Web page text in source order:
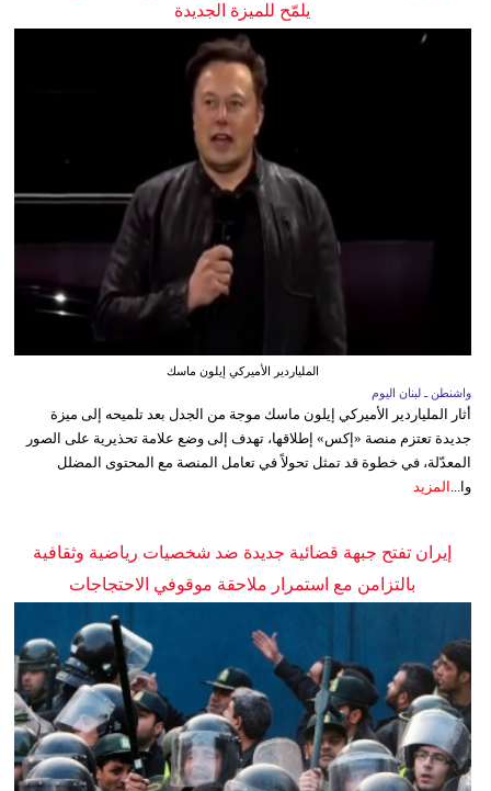
يلمّح للميزة الجديدة
الملياردير الأميركي إيلون ماسك
واشنطن ـ لبنان اليوم
أثار الملياردير الأميركي إيلون ماسك موجة من الجدل بعد تلميحه إلى ميزة
جديدة تعتزم منصة «إكس» إطلاقها، تهدف إلى وضع علامة تحذيرية على الصور
المعدّلة، في خطوة قد تمثل تحولاً في تعامل المنصة مع المحتوى المضلل
وا...
المزيد
إيران تفتح جبهة قضائية جديدة ضد شخصيات رياضية وثقافية
بالتزامن مع استمرار ملاحقة موقوفي الاحتجاجات